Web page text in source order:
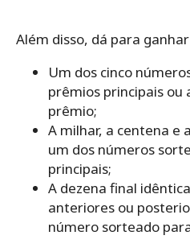
Além disso, dá para
Um dos cinco
prêmios principais ou
prêmio;
A milhar, a centena e
um dos números
principais;
A dezena final
anteriores ou
número sorteado